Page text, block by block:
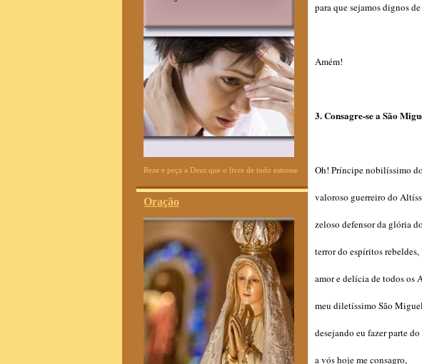
Reze e peça a Deus que o livre de todo estresse
Oração
para que sejamos dignos de
Amém!
3. Consagre-se a São
Oh! Príncipe nobilíssimo
valoroso guerreiro do
zeloso defensor da glória
terror do espíritos rebeldes,
amor e delícia de todos os
meu diletíssimo São
desejando eu fazer parte
a vós hoje me consagro,